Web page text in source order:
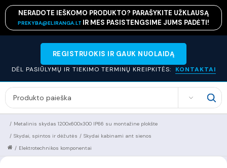
NERADOTE IEŠKOMO PRODUKTO? PARAŠYKITE UŽKLAUSĄ
PREKYBA@ELIRANGA.LT IR MES PASISTENGSIME JUMS PADĖTI!
REGISTRUOKIS IR GAUK NUOLAIDĄ
DĖL PASIŪLYMŲ IR TIEKIMO TERMINŲ KREIPKITĖS: KONTAKTAI
SEARCH
Metalinis skydas 1200x600x300 IP66 su montažine plokšte
/
Skydai kabinami ant sienos
/
Skydai, spintos ir dėžutės
/
Elektrotechnikos komponentai
/